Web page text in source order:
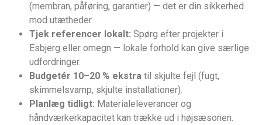
(membran, påføring, garantier) — det er din sikkerhed
mod utætheder.
Tjek referencer lokalt: Spørg efter projekter i
Esbjerg eller omegn — lokale forhold kan give særlige
udfordringer.
Budgetér 10–20 % ekstra til skjulte fejl (fugt,
skimmelsvamp, skjulte installationer).
Planlæg tidligt: Materialeleverancer og
håndværkerkapacitet kan trække ud i højsæsonen.